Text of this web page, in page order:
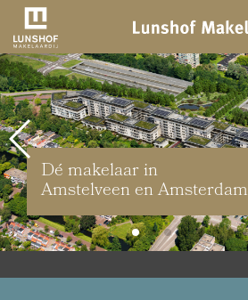
Dé makelaar in
Amstelveen en Amsterdam